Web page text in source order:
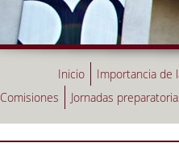
Inicio Importancia de
Comisiones
Jornadas